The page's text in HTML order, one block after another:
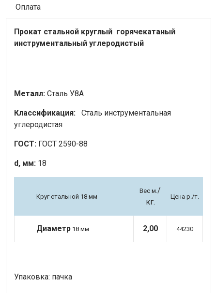
Оплата
Прокат стальной круглый горячекатаный
инструментальный углеродистый
Металл: Сталь У8А
Классификация: Сталь инструментальная
углеродистая
ГОСТ: ГОСТ 2590-88
d, мм: 18
Круг стальной 18 мм
Вес м./
кг.
Цена р./т.
Диаметр 18 мм 2,00 44230
Упаковка: пачка